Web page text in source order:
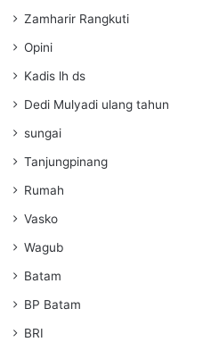
Zamharir Rangkuti
Opini
Kadis lh ds
Dedi Mulyadi ulang tahun
sungai
Tanjungpinang
Rumah
Vasko
Wagub
Batam
BP Batam
BRI